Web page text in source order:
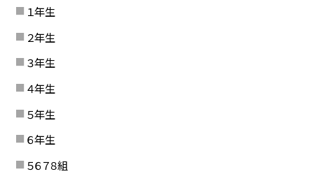
１年生
２年生
３年生
４年生
５年生
６年生
５６７８組